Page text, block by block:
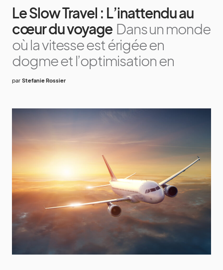
Le Slow Travel : L’inattendu au
cœur du voyage Dans un monde
où la vitesse est érigée en
dogme et l’optimisation en
par Stefanie Rossier